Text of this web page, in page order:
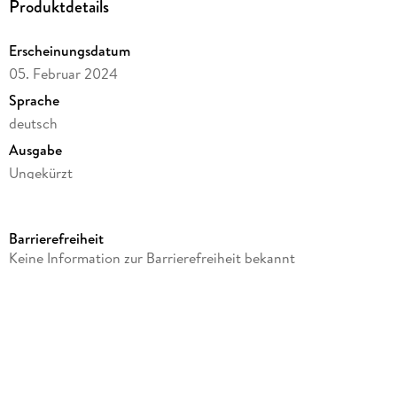
Produktdetails
Erscheinungsdatum
05. Februar 2024
Sprache
deutsch
Ausgabe
Ungekürzt
Laufzeit
Barrierefreiheit
Keine Information zur Barrierefreiheit bekannt